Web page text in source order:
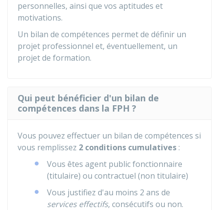
personnelles, ainsi que vos aptitudes et
motivations.
Un bilan de compétences permet de définir un
projet professionnel et, éventuellement, un
projet de formation.
Qui peut bénéficier d'un bilan de
compétences dans la FPH ?
Vous pouvez effectuer un bilan de compétences si
vous remplissez 2 conditions cumulatives :
Vous êtes agent public fonctionnaire
(titulaire) ou contractuel (non titulaire)
Vous justifiez d'au moins 2 ans de
services effectifs, consécutifs ou non.